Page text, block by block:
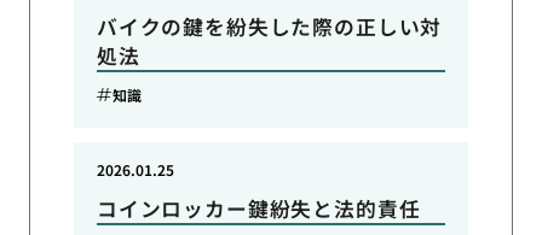
バイクの鍵を紛失した際の正しい対
処法
知識
コインロッカー鍵紛失と法的責任
2026.01.25